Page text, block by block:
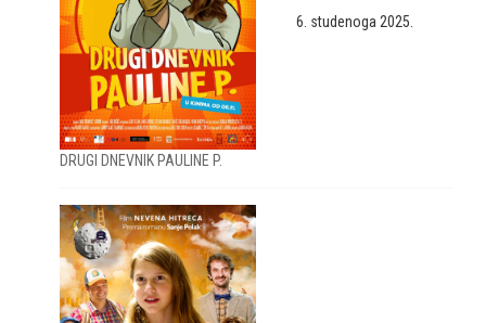
DRUGI DNEVNIK PAULINE P.
6. studenoga 2025.